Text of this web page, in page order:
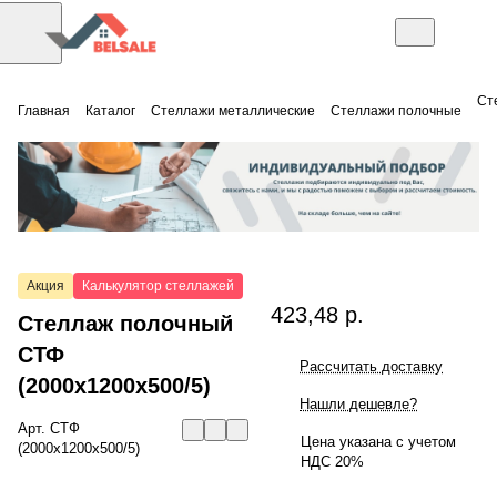
Главная Каталог Стеллажи металлические Стеллажи полочные
Акция Калькулятор стеллажей
Стеллаж полочный
СТФ
(2000x1200x500/5)
Арт. СТФ
(2000x1200x500/5)
423,48 р.
Рассчитать доставку
Нашли дешевле?
Цена указана с учетом
НДС 20%